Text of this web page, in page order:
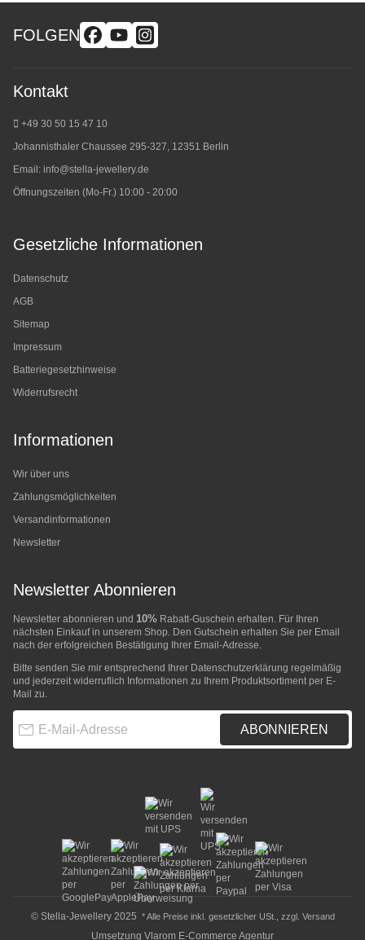
FOLGEN
Kontakt
+49 30 50 15 47 10
Johannisthaler Chaussee 295-327, 12351 Berlin
Email: info@stella-jewellery.de
Öffnungszeiten (Mo-Fr.) 10:00 - 20:00
Gesetzliche Informationen
Datenschutz
AGB
Sitemap
Impressum
Batteriegesetzhinweise
Widerrufsrecht
Informationen
Wir über uns
Zahlungsmöglichkeiten
Versandinformationen
Newsletter
Newsletter Abonnieren
Newsletter abonnieren und 10% Rabatt-Guschein erhalten. Für Ihren
nächsten Einkauf in unserem Shop. Den Gutschein erhalten Sie per Email
nach der erfolgreichen Bestätigung Ihrer Email-Adresse.
Bitte senden Sie mir entsprechend Ihrer Datenschutzerklärung regelmäßig
und jederzeit widerruflich Informationen zu Ihrem Produktsortiment per E-
Mail zu.
ABONNIEREN
© Stella-Jewellery 2025 * Alle Preise inkl. gesetzlicher USt., zzgl. Versand
Umsetzung Vlarom E-Commerce Agentur